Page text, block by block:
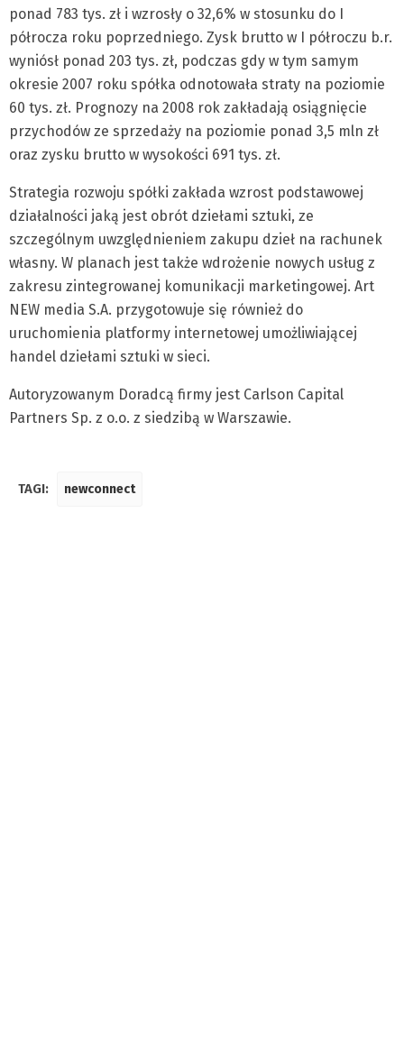
ponad 783 tys. zł i wzrosły o 32,6% w stosunku do I
półrocza roku poprzedniego. Zysk brutto w I półroczu b.r.
wyniósł ponad 203 tys. zł, podczas gdy w tym samym
okresie 2007 roku spółka odnotowała straty na poziomie
60 tys. zł. Prognozy na 2008 rok zakładają osiągnięcie
przychodów ze sprzedaży na poziomie ponad 3,5 mln zł
oraz zysku brutto w wysokości 691 tys. zł.
Strategia rozwoju spółki zakłada wzrost podstawowej
działalności jaką jest obrót dziełami sztuki, ze
szczególnym uwzględnieniem zakupu dzieł na rachunek
własny. W planach jest także wdrożenie nowych usług z
zakresu zintegrowanej komunikacji marketingowej. Art
NEW media S.A. przygotowuje się również do
uruchomienia platformy internetowej umożliwiającej
handel dziełami sztuki w sieci.
Autoryzowanym Doradcą firmy jest Carlson Capital
Partners Sp. z o.o. z siedzibą w Warszawie.
TAGI: newconnect